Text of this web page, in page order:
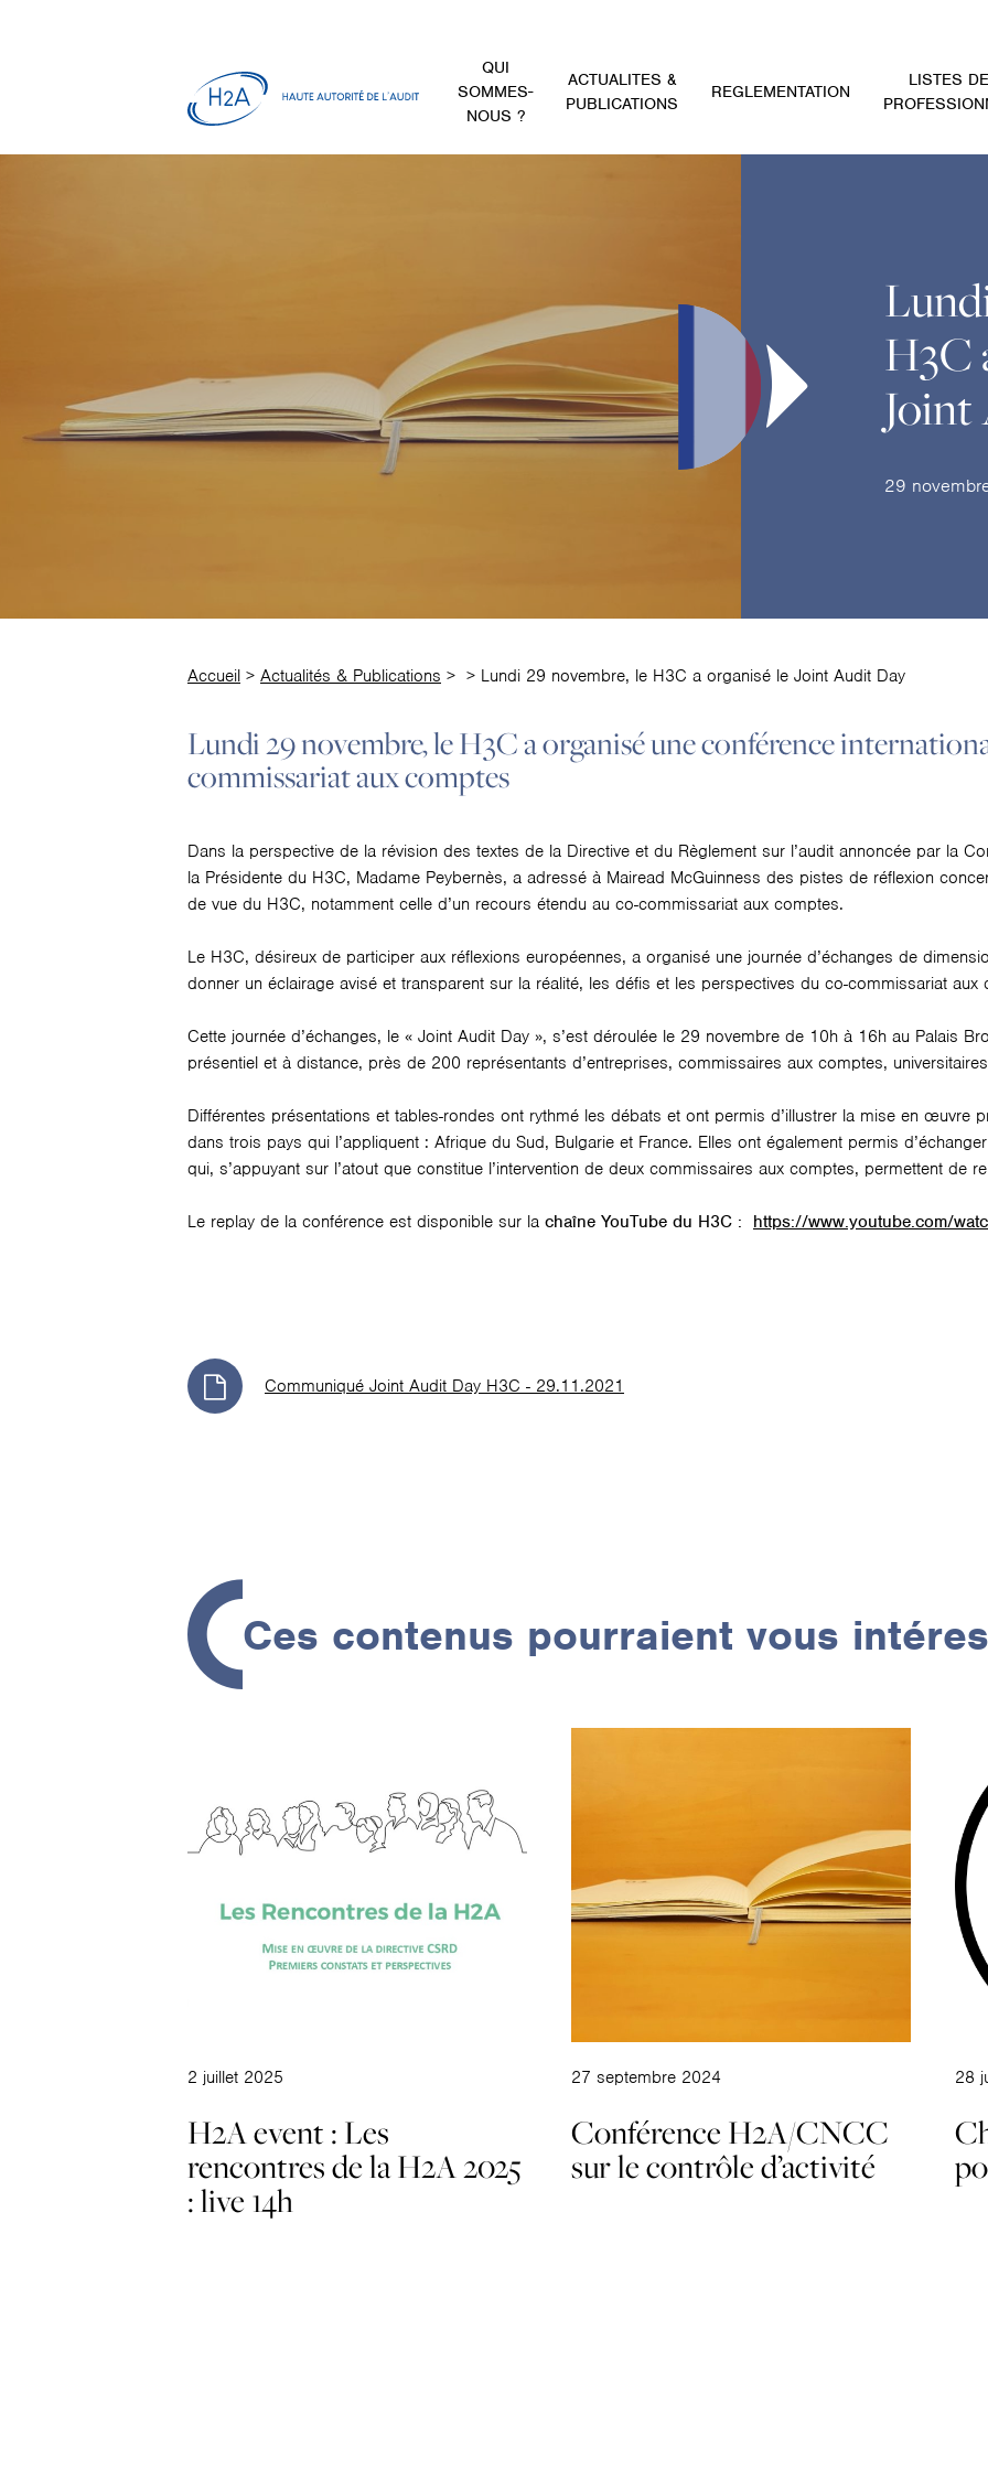
QUI
SOMMES-
NOUS ?
ACTUALITES &
PUBLICATIONS
REGLEMENTATION
LISTES
H3C
Joint
29
Accueil > Actualités & Publications > > Lundi 29 novembre, le H3C a organisé le Joint Audit Day
Lundi 29 novembre, le H3C a organisé une conférence
commissariat aux comptes
Dans la perspective de la révision des textes de la Directive et du Règlement sur l’audit annoncée par la
la Présidente du H3C, Madame Peybernès, a adressé à Mairead McGuinness des pistes de réflexion
de vue du H3C, notamment celle d’un recours étendu au co-commissariat aux comptes.
Le H3C, désireux de participer aux réflexions européennes, a organisé une journée d’échanges de
donner un éclairage avisé et transparent sur la réalité, les défis et les perspectives du co-commissariat aux
Cette journée d’échanges, le « Joint Audit Day », s’est déroulée le 29 novembre de 10h à 16h au Palais
présentiel et à distance, près de 200 représentants d’entreprises, commissaires aux comptes,
Différentes présentations et tables-rondes ont rythmé les débats et ont permis d’illustrer la mise en œuvre
dans trois pays qui l’appliquent : Afrique du Sud, Bulgarie et France. Elles ont également permis
qui, s’appuyant sur l’atout que constitue l’intervention de deux commissaires aux comptes, permettent de
Le replay de la conférence est disponible sur la chaîne YouTube du H3C : https://www.youtube.com/
Communiqué Joint Audit Day H3C - 29.11.2021
Ces contenus pourraient vous
2 juillet 2025
H2A event : Les
rencontres de la H2A 2025
: live 14h
27 septembre 2024
Conférence H2A/CNCC
sur le contrôle d’activité
28